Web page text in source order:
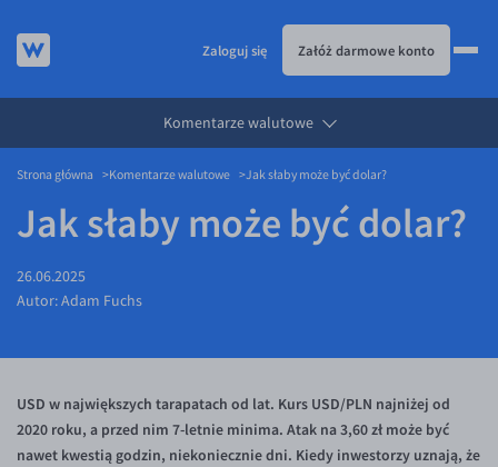
KURSY WALUT
Kursy walut
EUR/PLN
CHF/PLN
DKK/PLN
NOK/PLN
KARTA WIELOWALUTOWA
Karta wielowalutowa
PRZELEWY ZAGRANICZNE
DLA FIRM
Partnerstwa
Walutomat Business
Prowizje i rabaty
Metody płatności
Blog
Aktualności
Zaloguj się Załóż darmowe konto
Komentarze walutowe
Strona główna Komentarze walutowe Jak słaby może być dolar?
Jak słaby może być dolar?
26.06.2025
Autor:Adam Fuchs
USD w największych tarapatach od lat. Kurs USD/PLN najniżej od
2020 roku, a przed nim 7-letnie minima. Atak na 3,60 zł może być
nawet kwestią godzin, niekoniecznie dni. Kiedy inwestorzy uznają, że